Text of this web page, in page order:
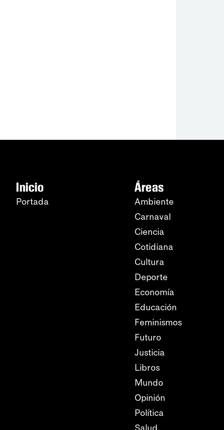
Inicio
Portada
Áreas
Ambiente
Carnaval
Ciencia
Cotidiana
Cultura
Deporte
Economía
Educación
Feminismos
Futuro
Justicia
Libros
Mundo
Opinión
Política